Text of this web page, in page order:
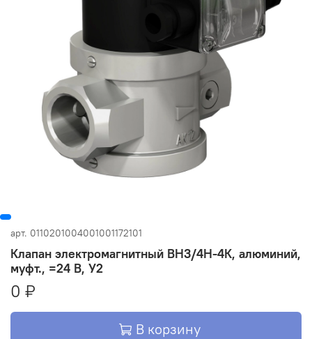
арт. 0110201004001001172101
Клапан электромагнитный ВН3/4Н-4К, алюминий,
муфт., =24 В, У2
0 ₽
В корзину